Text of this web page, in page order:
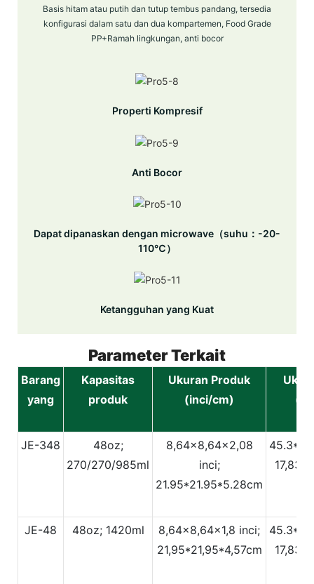
Basis hitam atau putih dan tutup tembus pandang, tersedia
konfigurasi dalam satu dan dua kompartemen, Food Grade
PP+Ramah lingkungan, anti bocor
Properti Kompresif
Anti Bocor
Dapat dipanaskan dengan microwave（suhu：-20-
110℃）
Ketangguhan yang Kuat
Parameter Terkait
Barang
yang
Kapasitas
produk
Ukuran Produk
(inci/cm)
JE-348
48oz;
270/270/985ml
8,64x8,64x2,08
inci;
21.95*21.95*5.28cm
JE-48 48oz; 1420ml
8,64x8,64x1,8 inci;
21,95*21,95*4,57cm